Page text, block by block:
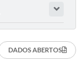
DADOS ABERTOS